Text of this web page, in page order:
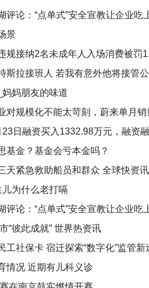
论：“点单式”安全宣教让企业吃
景
规接纳2名未成年人入场消费被罚
斯拉接班人 若我有意外他将接管公
妈朋友的味道
对规模化不能太苛刻，蔚来单月
23日融资买入1332.98万元，融资
基金？基金会亏本金吗？
天紧急救助船员和群众 全球快资讯
为什么老打嗝
论：“点单式”安全宣教让企业吃
“彼此成就” 世界热资讯
工社保卡 宿迁探索“数字化”监管新
情况 近期有儿科义诊